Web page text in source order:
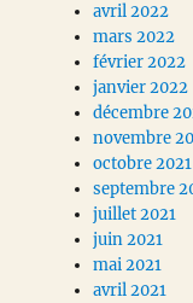
avril 2022
mars 2022
février 2022
janvier 2022
décembre
novembre
octobre 2021
septembre
juillet 2021
juin 2021
mai 2021
avril 2021